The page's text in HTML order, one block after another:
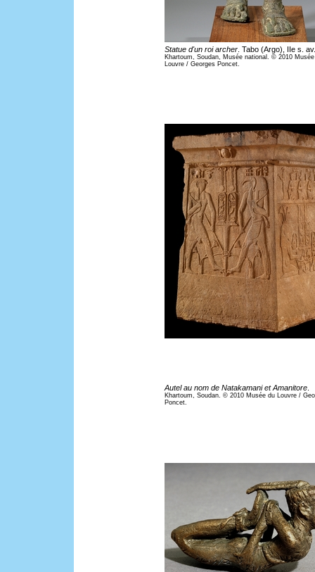
Statue d'un roi archer . Tabo (Argo), IIe s.
Khartoum, Soudan, Musée national. © 2010
Louvre / Georges Poncet.
Autel au nom de Natakamani et Amanitore
Khartoum, Soudan. © 2010 Musée du Louvre /
Poncet.